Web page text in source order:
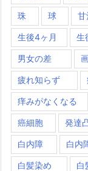
珠 球 甘
生後4ヶ月 生
男女の差
疲れ知らず
痒みがなくなる
癌細胞 発達
白内障 白内
白髪染め 白